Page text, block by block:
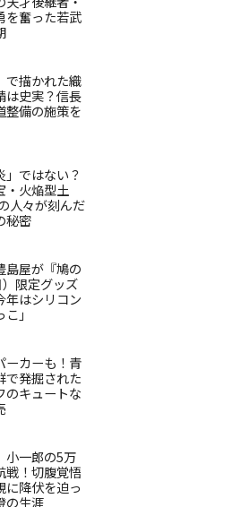
を奮った若武
で描かれた織
は史実？信長
整備の施策を
」ではない？
・火焔型土
人々が刻んだ
秘密
島屋が『鳩の
限定グッズ
年はシリコン
」
ーカーも！青
で発掘された
のキュートな
小一郎の5万
戦！切腹覚悟
に降伏を迫っ
の生涯